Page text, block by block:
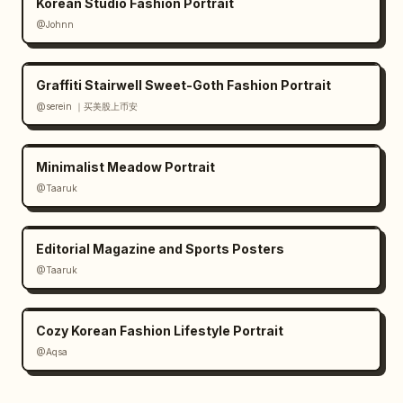
Korean Studio Fashion Portrait
@Johnn
Graffiti Stairwell Sweet-Goth Fashion Portrait
@serein ｜买美股上币安
Minimalist Meadow Portrait
@Taaruk
Editorial Magazine and Sports Posters
@Taaruk
Cozy Korean Fashion Lifestyle Portrait
@Aqsa